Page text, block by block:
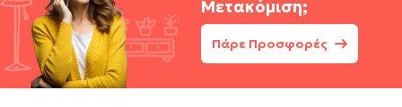
Μετακόμιση;
Πάρε Προσφορές